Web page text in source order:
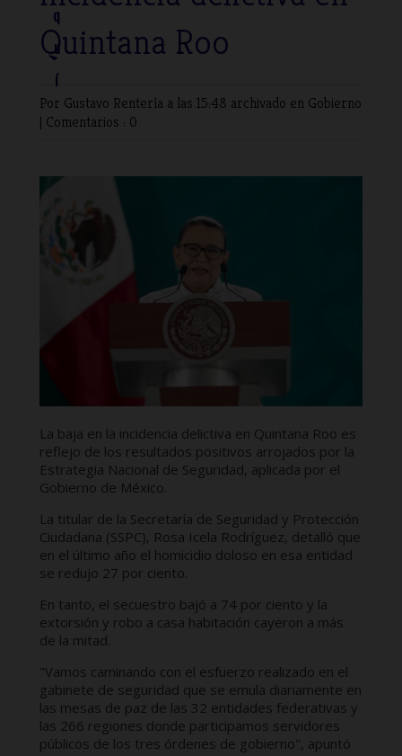
q
u
í
Quintana Roo
Por Gustavo Rentería a las 15:48 archivado en Gobierno
| Comentarios : 0
La baja en la incidencia delictiva en Quintana Roo es
reflejo de los resultados positivos arrojados por la
Estrategia Nacional de Seguridad, aplicada por el
Gobierno de México.
La titular de la Secretaría de Seguridad y Protección
Ciudadana (SSPC), Rosa Icela Rodríguez, detalló que
en el último año el homicidio doloso en esa entidad
se redujo 27 por ciento.
En tanto, el secuestro bajó a 74 por ciento y la
extorsión y robo a casa habitación cayeron a más
de la mitad.
"Vamos caminando con el esfuerzo realizado en el
gabinete de seguridad que se emula diariamente en
las mesas de paz de las 32 entidades federativas y
las 266 regiones donde participamos servidores
públicos de los tres órdenes de gobierno", apuntó